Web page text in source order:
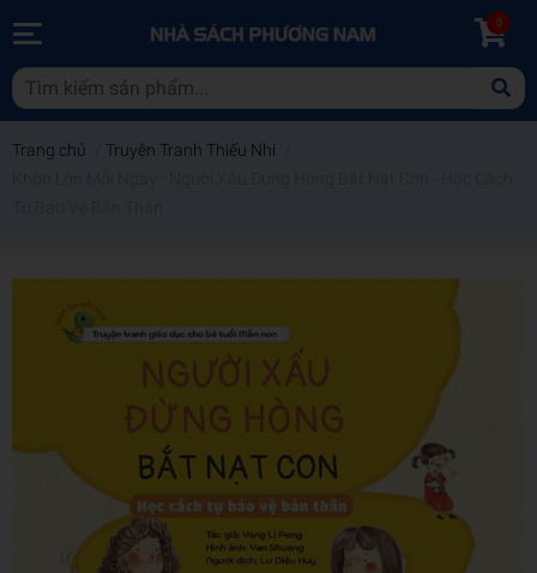
0
Trang chủ Truyện Tranh Thiếu Nhi